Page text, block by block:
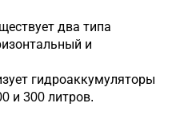
два типа
и
гидроаккумуляторы
и 300 литров.